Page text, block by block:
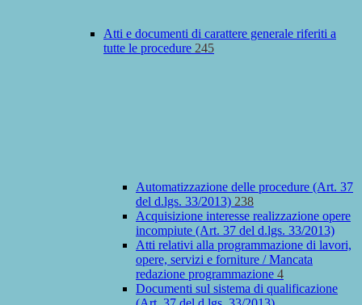
Atti e documenti di carattere generale riferiti a
tutte le procedure 245
Automatizzazione delle procedure (Art. 37
del d.lgs. 33/2013) 238
Acquisizione interesse realizzazione opere
incompiute (Art. 37 del d.lgs. 33/2013)
Atti relativi alla programmazione di lavori,
opere, servizi e forniture / Mancata
redazione programmazione 4
Documenti sul sistema di qualificazione